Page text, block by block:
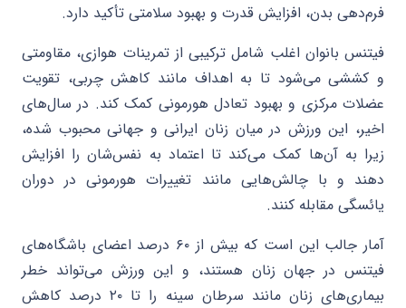
فرم‌دهی بدن، افزایش قدرت و بهبود سلامتی تأکید دارد.
فیتنس بانوان اغلب شامل ترکیبی از تمرینات هوازی، مقاومتی
و کششی می‌شود تا به اهداف مانند کاهش چربی، تقویت
عضلات مرکزی و بهبود تعادل هورمونی کمک کند. در سال‌های
اخیر، این ورزش در میان زنان ایرانی و جهانی محبوب شده،
زیرا به آن‌ها کمک می‌کند تا اعتماد به نفس‌شان را افزایش
دهند و با چالش‌هایی مانند تغییرات هورمونی در دوران
یائسگی مقابله کنند.
آمار جالب این است که بیش از ۶۰ درصد اعضای باشگاه‌های
فیتنس در جهان زنان هستند، و این ورزش می‌تواند خطر
بیماری‌های زنان مانند سرطان سینه را تا ۲۰ درصد کاهش